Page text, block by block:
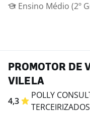
Ensino Médio (2º
PROMOTOR DE
VILELA
4,3
POLLY
TERCEIRIZADOS